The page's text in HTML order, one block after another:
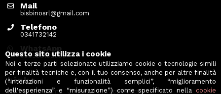
Mail
bisbinosrl@gmail.com
Telefono
0341732142
WhatsApp
393338152000
Links
Home Chi Siamo Contatti Privacy Policy
Questo sito utilizza i cookie
Noi e terze parti selezionate utilizziamo cookie o tecnologie simili
per finalità tecniche e, con il tuo consenso, anche per altre finalità
(“interazioni e funzionalità semplici”, “miglioramento
dell'esperienza” e “misurazione”) come specificato nella cookie